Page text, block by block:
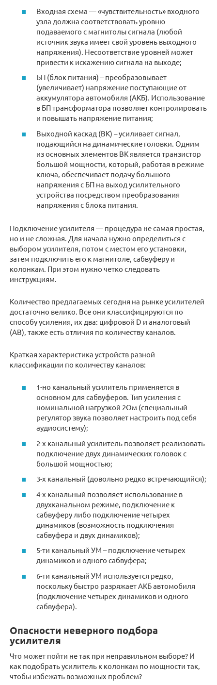
Входная схема — «чувствительность» входного
узла должна соответствовать уровню
подаваемого с магнитолы сигнала (любой
источник звука имеет свой уровень выходного
напряжения). Несоответствие уровней может
привести к искажению сигнала на выходе;
БП (блок питания) – преобразовывает
(увеличивает) напряжение поступающие от
аккумулятора автомобиля (АКБ). Использование
в БП трансформатора позволяет контролировать
и повышать напряжение питания;
Выходной каскад (ВК) – усиливает сигнал,
подающийся на динамические головки. Одним
из основных элементов ВК является транзистор
большой мощности, который, работая в режиме
ключа, обеспечивает подачу большого
напряжения с БП на выход усилительного
устройства посредством преобразования
напряжения с блока питания.
Подключение усилителя — процедура не самая простая,
но и не сложная. Для начала нужно определиться с
выбором усилителя, потом с местом его установки,
затем подключить его к магнитоле, сабвуферу и
колонкам. При этом нужно четко следовать
инструкциям.
Количество предлагаемых сегодня на рынке усилителей
достаточно велико. Все они классифицируются по
способу усиления, их два: цифровой D и аналоговый
(AB), также есть отличия по количеству каналов.
Краткая характеристика устройств разной
классификации по количеству каналов:
1-но канальный усилитель применяется в
основном для сабвуферов. Тип усиления с
номинальной нагрузкой 2Ом (специальный
регулятор звука позволяет настроить под себя
аудиосистему);
2-х канальный усилитель позволяет реализовать
подключение двух динамических головок с
большой мощностью;
3-х канальный (довольно редко встречающийся);
4-х канальный позволяет использование в
двухканальном режиме, подключение к
сабвуферу либо подключение четырех
динамиков (возможность подключения
сабвуфера и двух динамиков);
5-ти канальный УМ – подключение четырех
динамиков и одного сабвуфера;
6-ти канальный УМ используется редко,
поскольку быстро разряжает АКБ автомобиля
(подключение четырех динамиков и одного
сабвуфера).
Опасности неверного подбора
усилителя
Что может пойти не так при неправильном выборе? И
как подобрать усилитель к колонкам по мощности так,
чтобы избежать возможных проблем?